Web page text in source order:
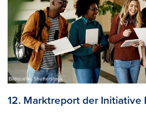
Bildquelle: Shutterstock
12. Marktreport der Initiative